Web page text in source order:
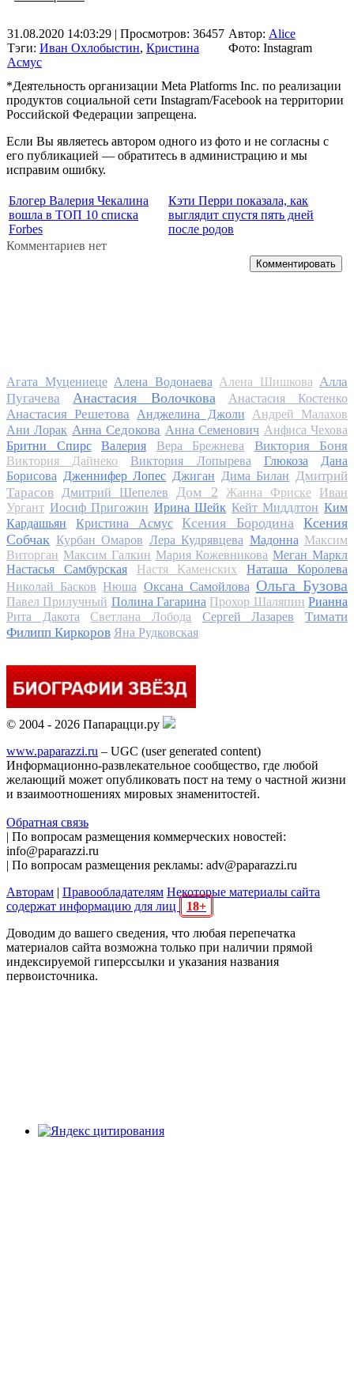
31.08.2020 14:03:29 | Просмотров: 36457
Тэги: Иван Охлобыстин, Кристина
Асмус
Автор: Alice
Фото: Instagram
*Деятельность организации Meta Platforms Inc. по реализации
продуктов социальной сети Instagram/Facebook на территории
Российской Федерации запрещена.
Если Вы являетесь автором одного из фото и не согласны с
его публикацией — обратитесь в администрацию и мы
исправим ошибку.
Блогер Валерия Чекалина
вошла в ТОП 10 списка
Forbes
Кэти Перри показала, как
выглядит спустя пять дней
после родов
Комментариев нет
Комментировать
Агата Муцениеце Алена Водонаева Алена Шишкова Алла
Пугачева
Анастасия Волочкова Анастасия Костенко
Анастасия Решетова Анджелина Джоли
Андрей Малахов
Ани Лорак Анна Седокова Анна Семенович Анфиса Чехова
Бритни Спирс
Валерия Вера Брежнева Виктория Боня
Виктория Дайнеко Виктория Лопырева Глюкоза
Дана
Борисова Дженнифер Лопес Джиган Дима Билан Дмитрий
Тарасов
Дмитрий Шепелев Дом 2 Жанна Фриске
Иван
Ургант Иосиф Пригожин Ирина Шейк Кейт Миддлтон Ким
Кардашьян
Кристина Асмус Ксения Бородина
Ксения
Собчак Курбан Омаров Лера Кудрявцева Мадонна Максим
Виторган Максим Галкин Мария Кожевникова Меган Маркл
Настасья Самбурская
Настя Каменских
Наташа Королева
Николай Басков Нюша Оксана Самойлова Ольга Бузова
Павел Прилучный Полина Гагарина Прохор Шаляпин Рианна
Рита Дакота
Светлана Лобода Сергей Лазарев
Тимати
Филипп Киркоров Яна Рудковская
© 2004 - 2026 Папарацци.ру
www.paparazzi.ru – UGC (user generated content)
Информационно-развлекательное сообщество, где любой
желающий может опубликовать пост на тему о частной жизни
и взаимоотношениях мировых знаменитостей.
Обратная связь
| По вопросам размещения коммерческих новостей:
info@paparazzi.ru
| По вопросам размещения рекламы: adv@paparazzi.ru
Авторам | Правообладателям Некоторые материалы сайта
содержат информацию для лиц
18+
Доводим до вашего сведения, что любая перепечатка
материалов сайта возможна только при наличии прямой
индексируемой гиперссылки и указания названия
первоисточника.